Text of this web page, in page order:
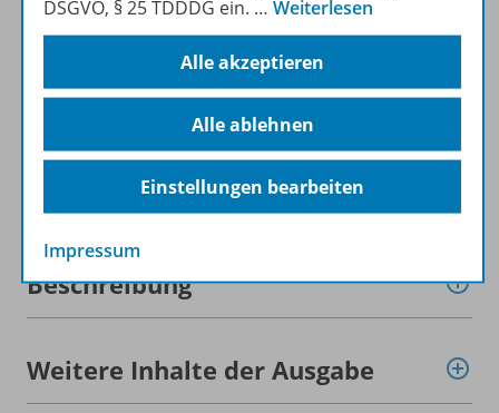
ZU DEN ABO-ANGEBOTEN
Informationen
Beschreibung
Weitere Inhalte der Ausgabe
DSGVO, § 25 TDDDG ein. … Weiterlesen
Alle akzeptieren
Alle ablehnen
Einstellungen bearbeiten
Impressum